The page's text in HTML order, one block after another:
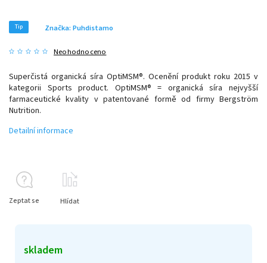
Tip
Neohodnoceno
Značka: Puhdistamo
skladem
Superčistá organická síra OptiMSM®. Ocenění produkt roku 2015 v
kategorii Sports product. OptiMSM® = organická síra nejvyšší
farmaceutické kvality v patentované formě od firmy Bergström
Nutrition.
Detailní informace
Zeptat se Hlídat